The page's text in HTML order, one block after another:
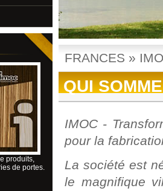
produits,
de portes.
FRANCES »
QUI
IMOC -
pour la
La société est
le magnifique